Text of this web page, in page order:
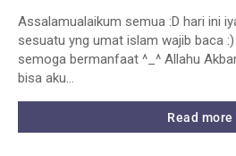
Assalamualaikum semua :D hari ini
sesuatu yng umat islam wajib baca
semoga bermanfaat ^_^ Allahu
bisa aku…
Read more